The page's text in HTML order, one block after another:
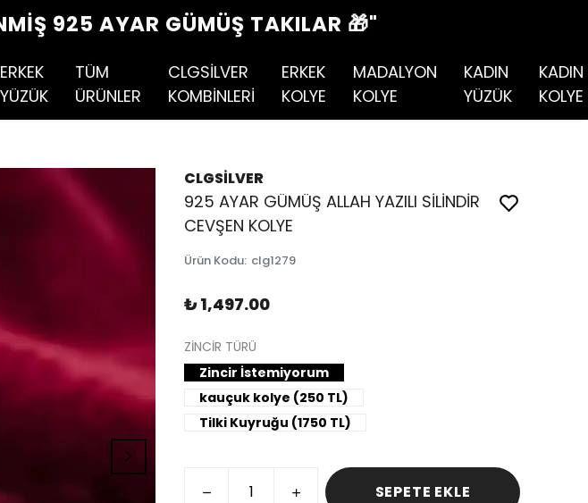
925 AYAR GÜMÜŞ TAKILAR 🎁"
ERKEK
YÜZÜK
TÜM
ÜRÜNLER
CLGSİLVER
KOMBİNLERİ
ERKEK
KOLYE
MADALYON
KOLYE
KADIN
YÜZÜK
KADIN
KOLYE
CLGSİLVER
925 AYAR GÜMÜŞ ALLAH YAZILI SİLİNDİR
CEVŞEN KOLYE
Ürün Kodu: clg1279
₺ 1,497.00
ZİNCİR TÜRÜ
Zincir İstemiyorum
kauçuk kolye (250 TL)
Tilki Kuyruğu (1750 TL)
SEPETE EKLE